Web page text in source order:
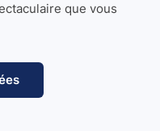
que vous